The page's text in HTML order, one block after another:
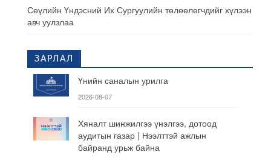
Сөүлийн Үндэсний Их Сургуулийн төлөөлөгчдийг хүлээн
авч уулзлаа
ЗАРЛАЛ
Үнийн саналын урилга
2026-08-07
Хяналт шинжилгээ үнэлгээ, дотоод
аудитын газар | Нээлттэй ажлын
байранд урьж байна